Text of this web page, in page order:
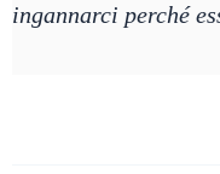
ingannarci perché